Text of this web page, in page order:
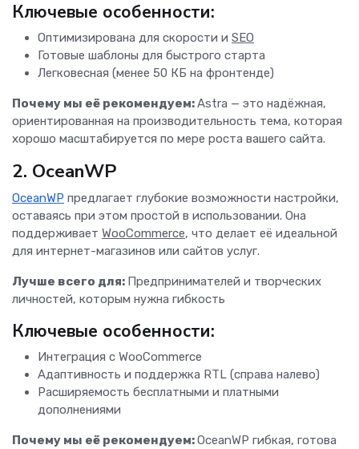
Ключевые особенности:
Оптимизирована для скорости и SEO
Готовые шаблоны для быстрого старта
Легковесная (менее 50 КБ на фронтенде)
Почему мы её рекомендуем:Astra — это надёжная,
ориентированная на производительность тема, которая
хорошо масштабируется по мере роста вашего сайта.
2. OceanWP
OceanWP предлагает глубокие возможности настройки,
оставаясь при этом простой в использовании. Она
поддерживает WooCommerce, что делает её идеальной
для интернет-магазинов или сайтов услуг.
Лучше всего для: Предпринимателей и творческих
личностей, которым нужна гибкость
Ключевые особенности:
Интеграция с WooCommerce
Адаптивность и поддержка RTL (справа налево)
Расширяемость бесплатными и платными
дополнениями
Почему мы её рекомендуем:OceanWP гибкая, готова